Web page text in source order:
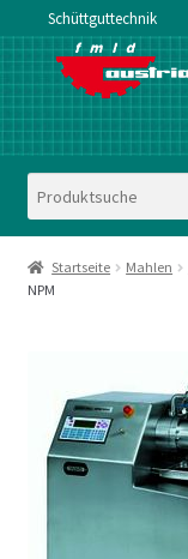
Schüttguttechnik
Zur
Navigation
springen
Zum
Inhalt
springen
Startseite Mahlen
NPM